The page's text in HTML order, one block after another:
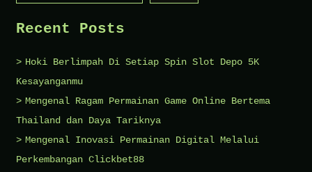
Recent Posts
Hoki Berlimpah Di Setiap Spin Slot Depo 5K
Kesayanganmu
Mengenal Ragam Permainan Game Online Bertema
Thailand dan Daya Tariknya
Mengenal Inovasi Permainan Digital Melalui
Perkembangan Clickbet88